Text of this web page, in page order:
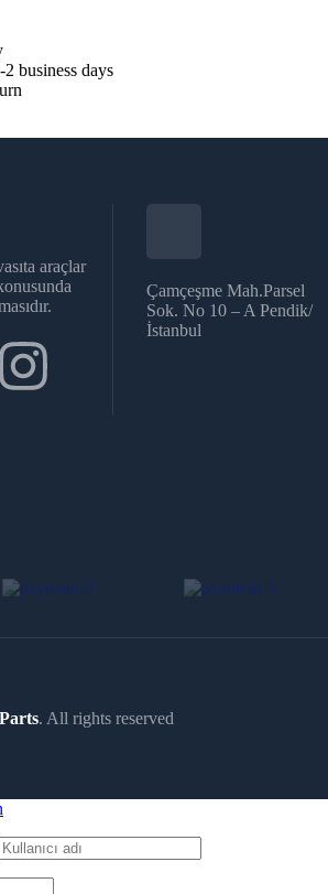
business days
araçlar
Çamçeşme Mah.Parsel
Sok. No 10 – A Pendik/
İstanbul
. All rights reserved